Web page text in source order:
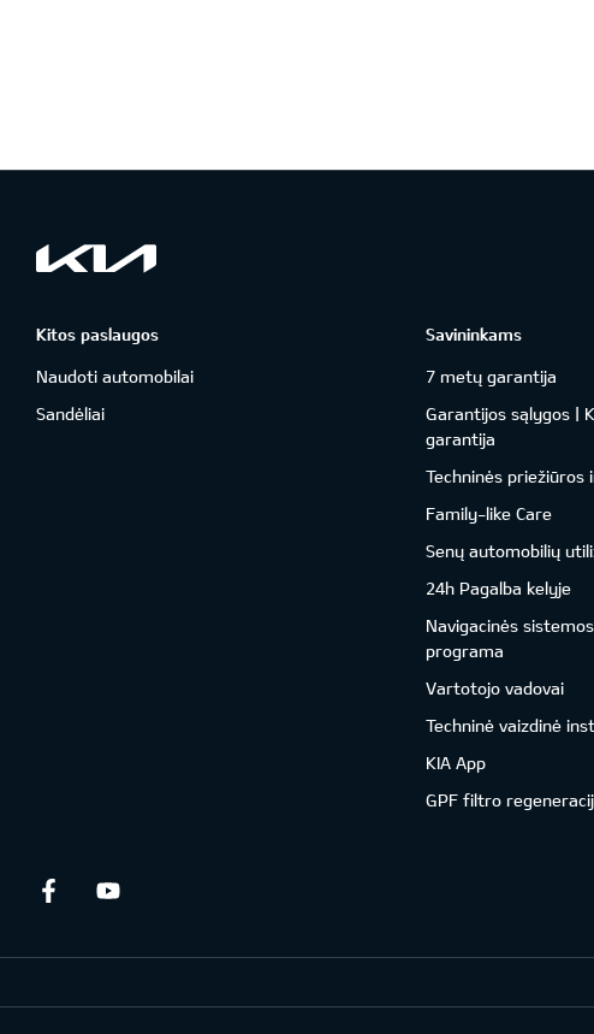
Kitos paslaugos
Naudoti automobilai
Sandėliai
Savininkams
7 metų garantija
Garantijos sąlygos |
garantija
Techninės priežiūros
Family-like Care
Senų automobilių
24h Pagalba kelyje
Navigacinės
programa
Vartotojo vadovai
Techninė vaizdinė
KIA App
GPF filtro
Facebook